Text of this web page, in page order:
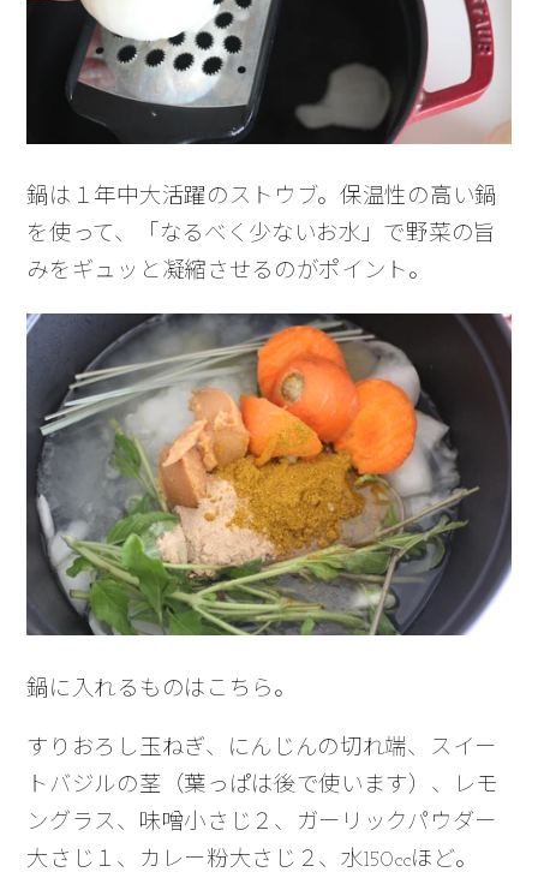
鍋は１年中大活躍のストウブ。保温性の高い鍋
を使って、「なるべく少ないお水」で野菜の旨
みをギュッと凝縮させるのがポイント。
鍋に入れるものはこちら。
すりおろし玉ねぎ、にんじんの切れ端、スイー
トバジルの茎（葉っぱは後で使います）、レモ
ングラス、味噌小さじ２、ガーリックパウダー
大さじ１、カレー粉大さじ２、水150ccほど。